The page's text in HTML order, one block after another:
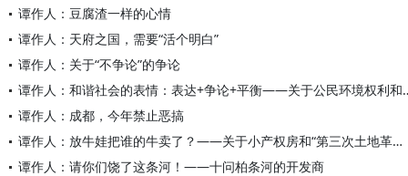
谭作人：豆腐渣一样的心情
谭作人：天府之国，需要“活个明白”
谭作人：关于“不争论”的争论
谭作人：和谐社会的表
谭作人：成都，今年禁止恶搞
谭作人：放牛娃把谁的牛卖了？——关于小产权房和“第三次土地革命”的思考
谭作人：请你们饶了这条河！——十问柏条河的开发商